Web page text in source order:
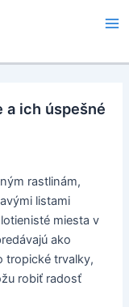
a ich úspešné
rastlinám,
listami
miesta v
ako
tropické trvalky,
robiť radosť